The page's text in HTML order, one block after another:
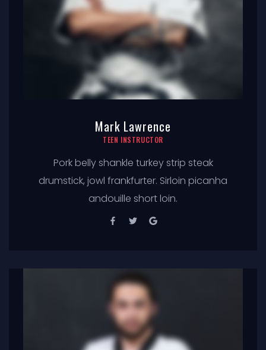
Mark Lawrence
TEEN INSTRUCTOR
Pork belly shankle turkey strip steak
drumstick, jowl frankfurter. Sirloin picanha
andouille short loin.